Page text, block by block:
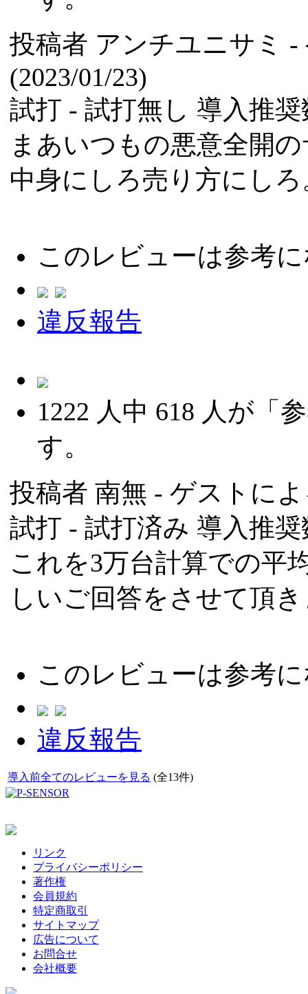
投稿者 アンチユニサミ -
(2023/01/23)
試打 - 試打無し 導入推
まあいつもの悪意全開
中身にしろ売り方にしろ
このレビューは参考
違反報告
1222 人中 618 人が「
す。
投稿者 南無 - ゲストに
試打 - 試打済み 導入推
これを3万台計算での平
しいご回答をさせて頂
このレビューは参考
違反報告
導入前全てのレビューを見る (全13件)
リンク
プライバシーポリシー
著作権
会員規約
特定商取引
サイトマップ
広告について
お問合せ
会社概要